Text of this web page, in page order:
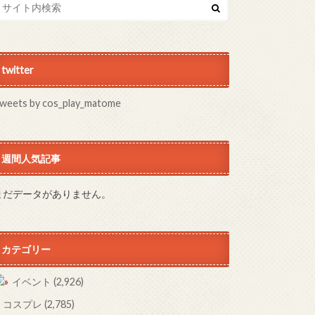
twitter
by cos_play_matome
週間人気記事
だデータがありません。
カテゴリー
イベント (2,926)
コスプレ (2,785)